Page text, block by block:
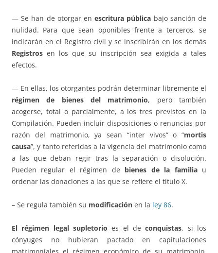
— Se han de otorgar enescritura pública bajo sanción de
nulidad. Para que sean oponibles frente a terceros, se
indicarán en el Registro civil y se inscribirán en los demás
Registros en los que su inscripción sea exigida a tales
efectos.
— En ellas, los otorgantes podrán determinar libremente el
régimen de bienes del matrimonio, pero también
acogerse, total o parcialmente, a los tres previstos en la
Compilación. Pueden incluir disposiciones o renuncias por
razón del matrimonio, ya sean “inter vivos” o “mortis
causa”, y tanto referidas a la vigencia del matrimonio como
a las que deban regir tras la separación o disolución.
Pueden regular el régimen de bienes de la familiau
ordenar las donaciones a las que se refiere el título X.
– Se regula también su modificación en la ley 86.
El régimen legal supletorio es el deconquistas, si los
cónyuges no hubieran pactado en capitulaciones